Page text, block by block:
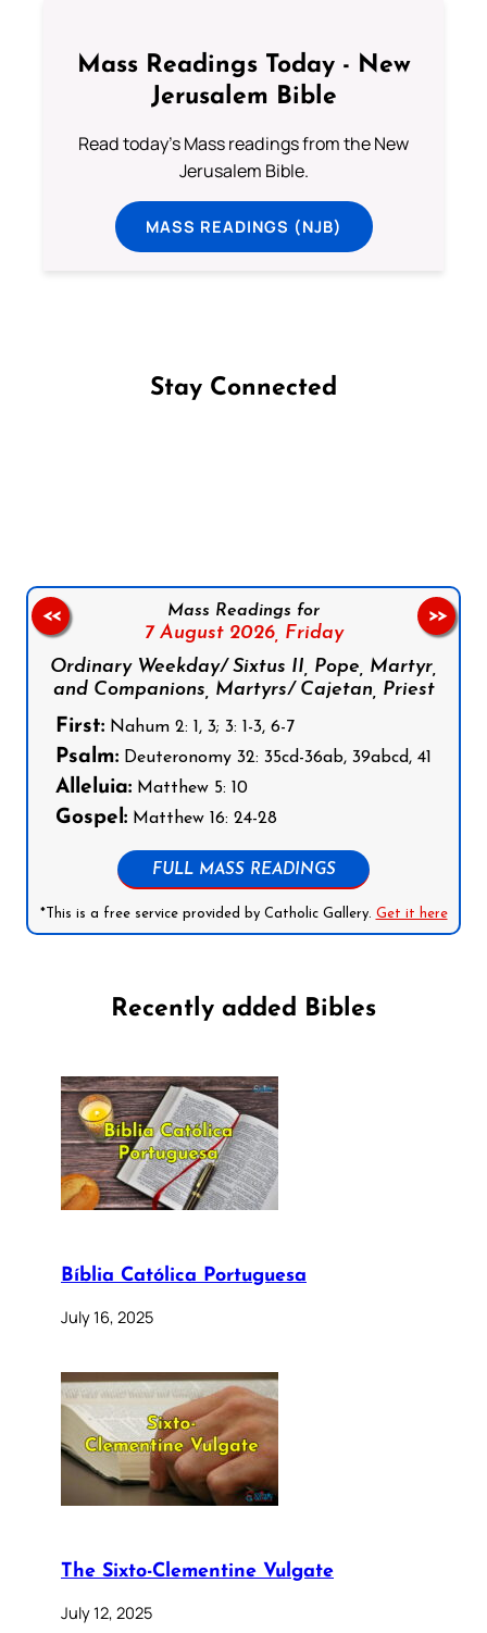
Mass Readings Today - New
Jerusalem Bible
Read today's Mass readings from the New
Jerusalem Bible.
MASS READINGS (NJB)
Stay Connected
Mass Readings for
7 August 2026, Friday
Ordinary Weekday/ Sixtus II, Pope, Martyr,
and Companions, Martyrs/ Cajetan, Priest
First: Nahum 2: 1, 3; 3: 1-3, 6-7
Psalm: Deuteronomy 32: 35cd-36ab, 39abcd, 41
Alleluia: Matthew 5: 10
Gospel: Matthew 16: 24-28
FULL MASS READINGS
*This is a free service provided by Catholic Gallery. Get it here
<< >>
Recently added Bibles
Bíblia Católica Portuguesa
July 16, 2025
The Sixto-Clementine Vulgate
July 12, 2025